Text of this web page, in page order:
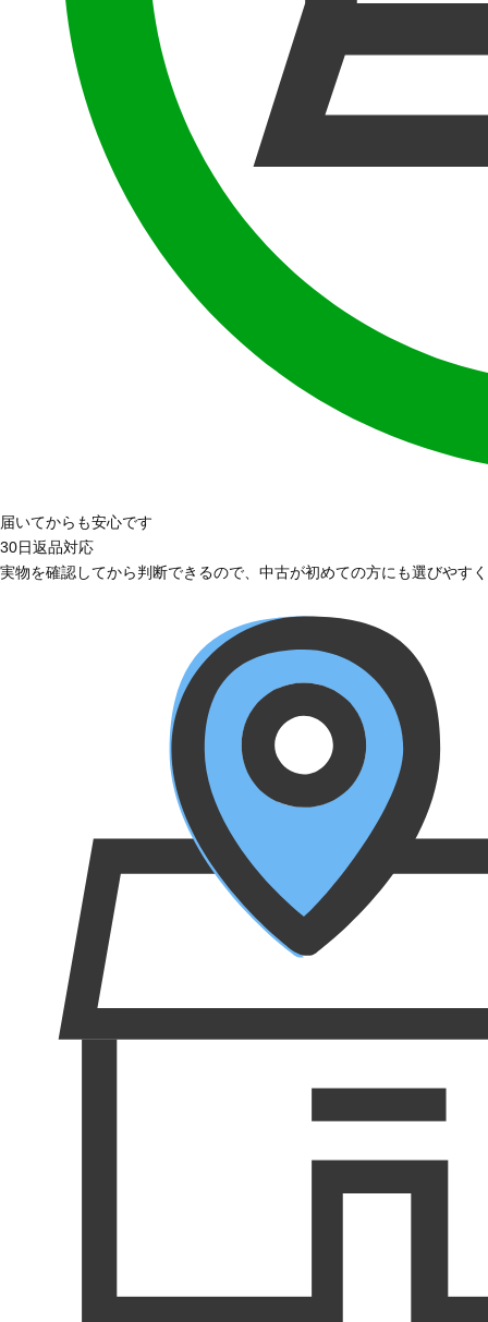
届いてからも安心です
30日返品対応
実物を確認してから判断できるので、中古が初めての方にも選びやす